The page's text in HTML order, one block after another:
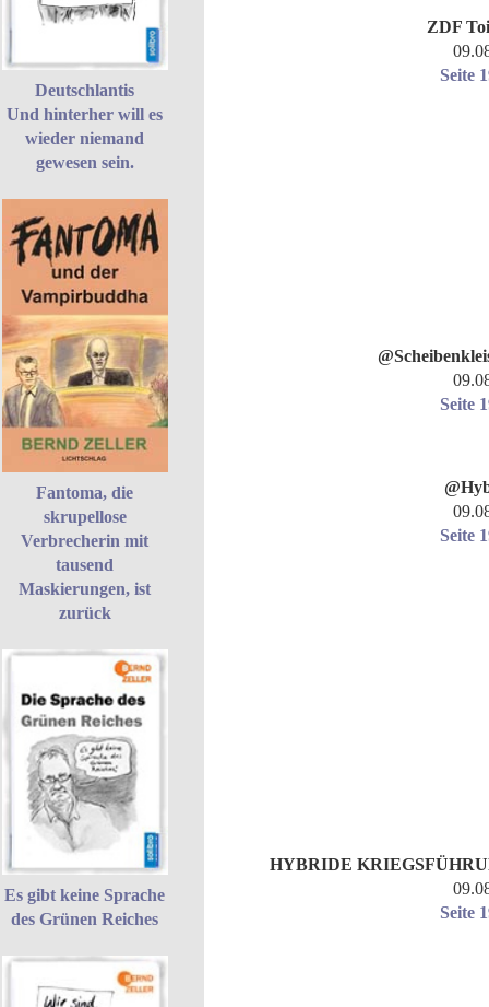
Deutschlantis
Und hinterher will es
wieder niemand
gewesen sein.
Fantoma, die
skrupellose
Verbrecherin mit
tausend
Maskierungen, ist
zurück
Es gibt keine Sprache
des Grünen Reiches
ZDF
Seite
Seite
Seite
HYBRIDE
Seite